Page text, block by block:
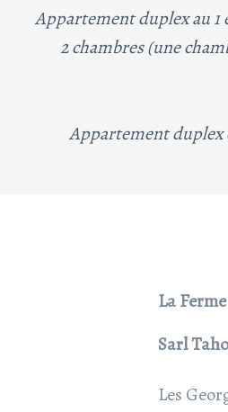
Appartement duplex au 1
2 chambres (une
Appartement duplex
La
Sarl
Les